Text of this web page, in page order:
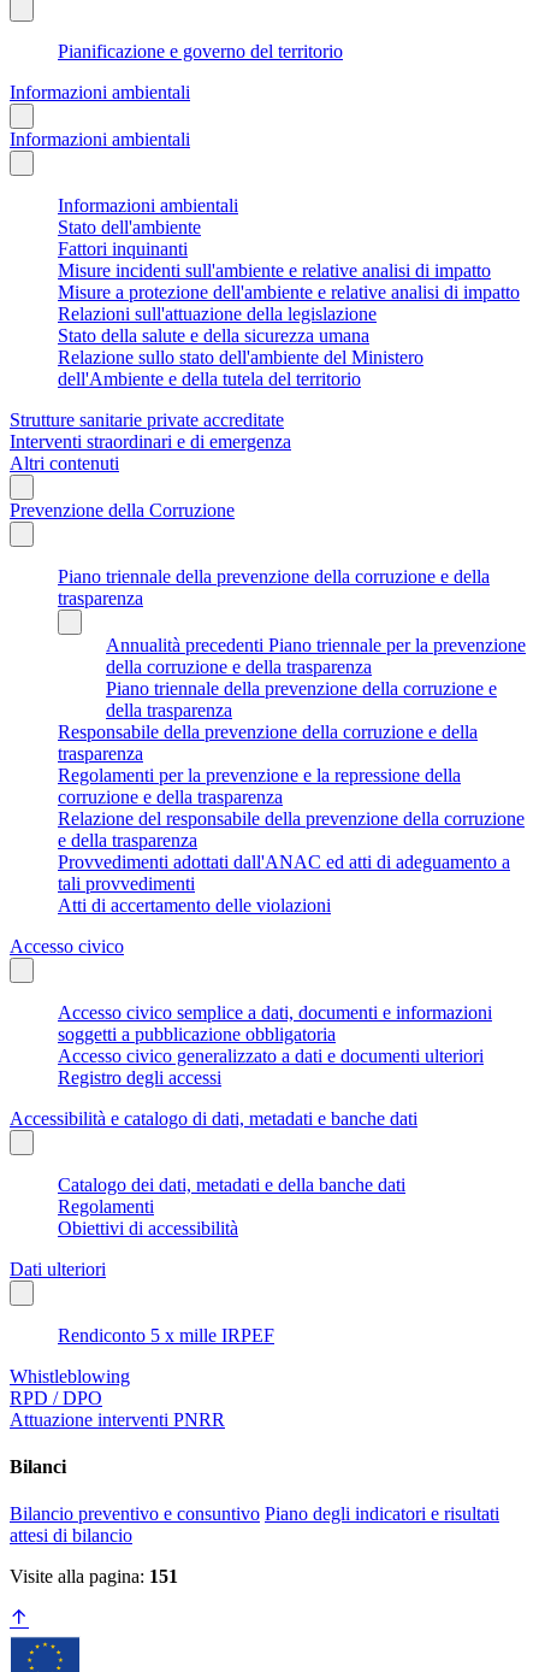
Pianificazione e governo del territorio
Informazioni ambientali
Informazioni ambientali
Informazioni ambientali
Stato dell'ambiente
Fattori inquinanti
Misure incidenti sull'ambiente e relative analisi di impatto
Misure a protezione dell'ambiente e relative analisi di impatto
Relazioni sull'attuazione della legislazione
Stato della salute e della sicurezza umana
Relazione sullo stato dell'ambiente del Ministero
dell'Ambiente e della tutela del territorio
Strutture sanitarie private accreditate
Interventi straordinari e di emergenza
Altri contenuti
Prevenzione della Corruzione
Piano triennale della prevenzione della corruzione e della
trasparenza
Annualità precedenti Piano triennale per la prevenzione
della corruzione e della trasparenza
Piano triennale della prevenzione della corruzione e
della trasparenza
Responsabile della prevenzione della corruzione e della
trasparenza
Regolamenti per la prevenzione e la repressione della
corruzione e della trasparenza
Relazione del responsabile della prevenzione della corruzione
e della trasparenza
Provvedimenti adottati dall'ANAC ed atti di adeguamento a
tali provvedimenti
Atti di accertamento delle violazioni
Accesso civico
Accesso civico semplice a dati, documenti e informazioni
soggetti a pubblicazione obbligatoria
Accesso civico generalizzato a dati e documenti ulteriori
Registro degli accessi
Accessibilità e catalogo di dati, metadati e banche dati
Catalogo dei dati, metadati e della banche dati
Regolamenti
Obiettivi di accessibilità
Dati ulteriori
Rendiconto 5 x mille IRPEF
Whistleblowing
RPD / DPO
Attuazione interventi PNRR
Bilanci
Bilancio preventivo e consuntivo Piano degli indicatori e risultati
attesi di bilancio
Visite alla pagina: 151